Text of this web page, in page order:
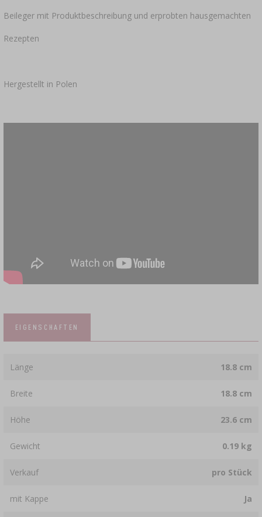
Beileger mit Produktbeschreibung und erprobten hausgemachten
Rezepten
Hergestellt in Polen
EIGENSCHAFTEN
Länge 18.8 cm
Breite 18.8 cm
Höhe 23.6 cm
Gewicht 0.19 kg
Verkauf pro Stück
mit Kappe Ja